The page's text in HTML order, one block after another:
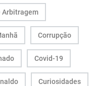
Arbitragem
Corrupção
Covid-19
Curiosidades